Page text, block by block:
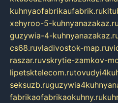
kuhnyaofabrikaufabrik.ru
xehyroo-5-kuhnyanazakaz.ru
guzywia-4-
cs68.ruvladivostok-map.ru
raszar.ruvskrytie-zamkov-
lipetsktelecom.ru
seksuzb.ru
fabrikaofabrikaokuhny.ru